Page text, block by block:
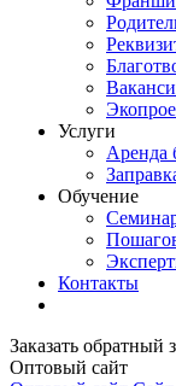
Услуги
Аренда
Обучение
Контакты
Заказать обратный
Оптовый сайт